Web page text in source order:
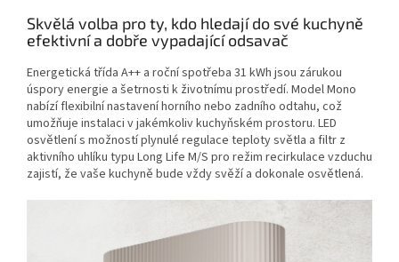
Skvělá volba pro ty, kdo hledají do své kuchyně
efektivní a dobře vypadající odsavač
Energetická třída A++ a roční spotřeba 31 kWh jsou zárukou
úspory energie a šetrnosti k životnímu prostředí. Model Mono
nabízí flexibilní nastavení horního nebo zadního odtahu, což
umožňuje instalaci v jakémkoliv kuchyňském prostoru. LED
osvětlení s možností plynulé regulace teploty světla a filtr z
aktivního uhlíku typu Long Life M/S pro režim recirkulace vzduchu
zajistí, že vaše kuchyně bude vždy svěží a dokonale osvětlená.